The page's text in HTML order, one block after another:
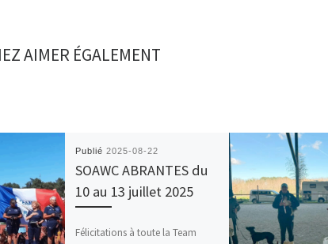
AIMER ÉGALEMENT
Publié2025-08-22
SOAWC ABRANTES du
10 au 13 juillet 2025
Félicitations à toute la Team